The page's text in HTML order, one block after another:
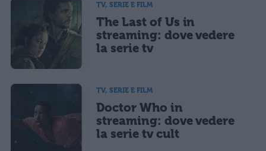
TV, SERIE E FILM
The Last of Us in
streaming: dove vedere
la serie tv
TV, SERIE E FILM
Doctor Who in
streaming: dove vedere
la serie tv cult